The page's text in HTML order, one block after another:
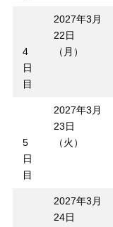
4
日
目
2027年3月
22日
（月）
5
日
目
2027年3月
23日
（火）
2027年3月
24日